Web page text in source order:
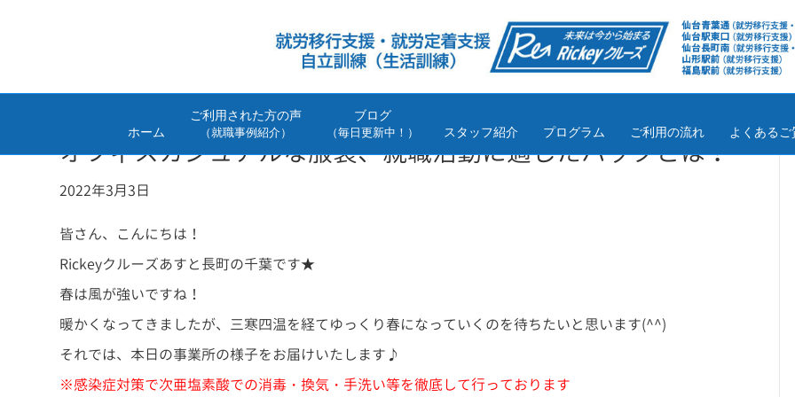
ホーム
ご利用された方の声
（就職事例紹介）
ブログ
（毎日更新中！） スタッフ紹介 プログラム ご利用の流れ よくあるご
オフィスカジュアルな服装、就職活動に適したバックとは？
2022年3月3日
皆さん、こんにちは！
Rickeyクルーズあすと長町の千葉です★
春は風が強いですね！
暖かくなってきましたが、三寒四温を経てゆっくり春になっていくのを待ちたいと思います(^^)
それでは、本日の事業所の様子をお届けいたします♪
※感染症対策で次亜塩素酸での消毒・換気・手洗い等を徹底して行っております